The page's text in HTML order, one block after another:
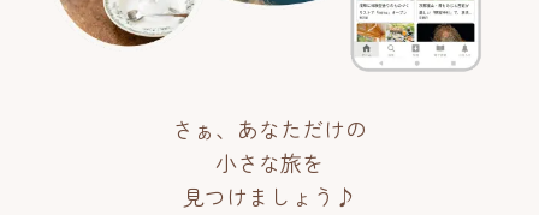
さぁ、あなただけの
小さな旅を
見つけましょう♪